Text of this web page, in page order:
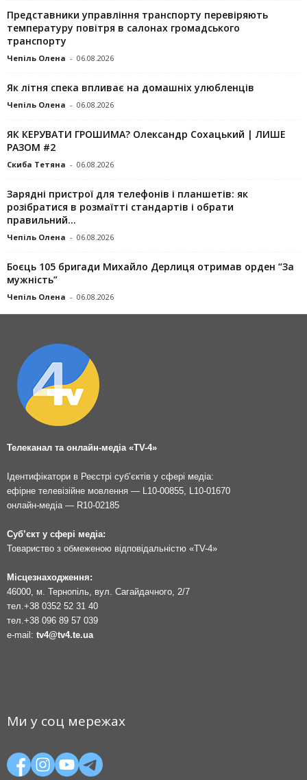
Представники управління транспорту перевіряють
температуру повітря в салонах громадського
транспорту
Чепіль Олена - 06.08.2026
Як літня спека впливає на домашніх улюбленців
Чепіль Олена - 06.08.2026
ЯК КЕРУВАТИ ГРОШИМА? Олександр Сохацький | ЛИШЕ
РАЗОМ #2
Скиба Тетяна - 06.08.2026
Зарядні пристрої для телефонів і планшетів: як
розібратися в розмаїтті стандартів і обрати
правильний...
Чепіль Олена - 06.08.2026
Боєць 105 бригади Михайло Дерлиця отримав орден “За
мужність”
Чепіль Олена - 06.08.2026
Телеканал та онлайн-медіа «TV-4»
Ідентифікатори в Реєстрі суб’єктів у сфері медіа:
ефірне телевізійне мовлення — L10-00855, L10-01670
онлайн-медіа — R10-02185
Суб’єкт у сфері медіа:
Товариство з обмеженою відповідальністю «TV-4»
Місцезнаходження:
46000, м. Тернопіль, вул. Сагайдачного, 2/7
тел. +38 0352 52 31 40
тел. +38 096 89 57 039
e-mail: tv4@tv4.te.ua
Ми у соц мережах